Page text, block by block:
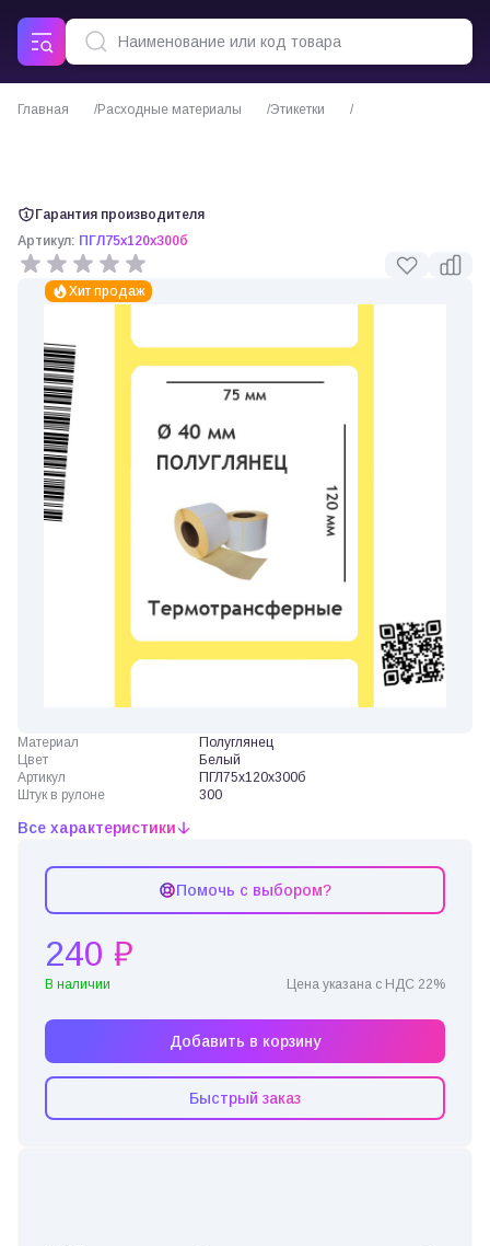
Главная Расходные материалы
Этикетки
Гарантия производителя
Артикул: ПГЛ75х120х300б
0 отзывовХит продаж
Материал
Полуглянец
Цвет
Белый
Артикул
ПГЛ75х120х300б
Штук в рулоне
300
Все характеристики
Помочь с выбором?
240 ₽
В наличии Цена указана с НДС 22%
Добавить в корзину
Быстрый заказ